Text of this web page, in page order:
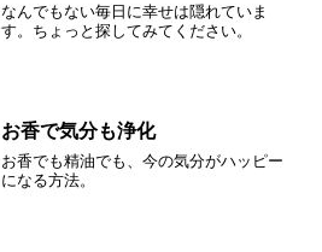
なんでもない毎日に幸せは隠れていま
す。ちょっと探してみてください。
お香で気分も浄化
お香でも精油でも、今の気分がハッピー
になる方法。